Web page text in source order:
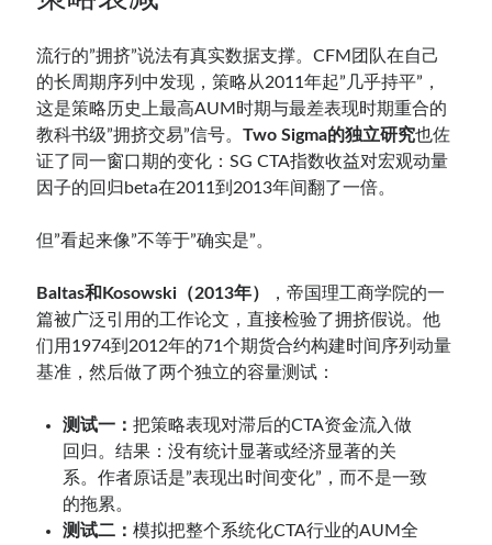
流行的”拥挤”说法有真实数据支撑。CFM团队在自己
的长周期序列中发现，策略从2011年起”几乎持平”，
这是策略历史上最高AUM时期与最差表现时期重合的
教科书级”拥挤交易”信号。Two Sigma的独立研究也佐
证了同一窗口期的变化：SG CTA指数收益对宏观动量
因子的回归beta在2011到2013年间翻了一倍。
但”看起来像”不等于”确实是”。
Baltas和Kosowski（2013年）
，帝国理工商学院的一
篇被广泛引用的工作论文，直接检验了拥挤假说。他
们用1974到2012年的71个期货合约构建时间序列动量
基准，然后做了两个独立的容量测试：
测试一：把策略表现对滞后的CTA资金流入做
回归。结果：没有统计显著或经济显著的关
系。作者原话是”表现出时间变化”，而不是一致
的拖累。
测试二：模拟把整个系统化CTA行业的AUM全